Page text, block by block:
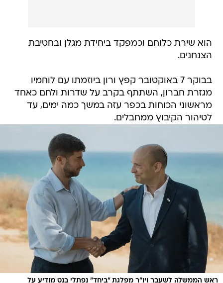
הוא שירת כלוחם וכמפקד ביחידת מגלן ובחטיבת
הצנחנים.
בבוקר 7 באוקטובר קפץ ורון ביוזמתו עם לוחמיו
מגזרת חברון, השתתף בקרב על שדרות ולחם כאחד
מראשוני הכוחות בכפר עזה במשך כמה ימים, עד
לטיהור הקיבוץ ממחבלים.
ראש הממשלה לשעבר ויו״ר מפלגת ״ביחד״ נפתלי בנט מודיע על